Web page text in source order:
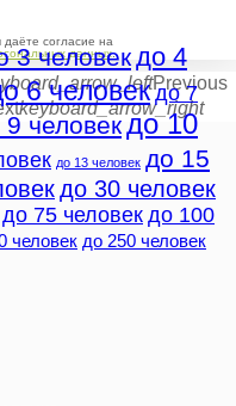
согласие на
данных.
Previous
keyboard_arrow_right
3 человекдо 4
6 человекдо 7
9 человекдо 10
до 13 человек до 15
до 30 человек
до 75 человек до 100
человек до 250 человек